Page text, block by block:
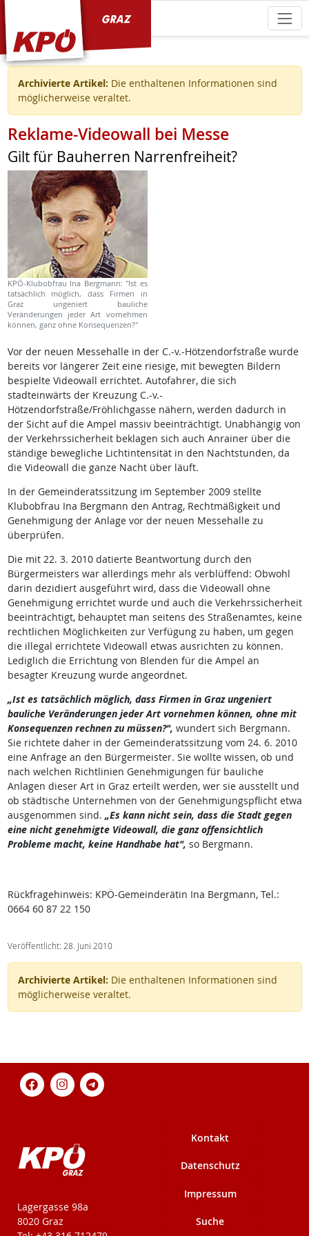
Archivierte Artikel: Die enthaltenen Informationen sind
möglicherweise veraltet.
Reklame-Videowall bei Messe
Gilt für Bauherren Narrenfreiheit?
KPÖ-Klubobfrau Ina Bergmann: "Ist es
tatsächlich möglich, dass Firmen in
Graz ungeniert bauliche
Veränderungen jeder Art vornehmen
können, ganz ohne Konsequenzen?"
Vor der neuen Messehalle in der C.-v.-Hötzendorfstraße wurde
bereits vor längerer Zeit eine riesige, mit bewegten Bildern
bespielte Videowall errichtet. Autofahrer, die sich
stadteinwärts der Kreuzung C.-v.-
Hötzendorfstraße/Fröhlichgasse nähern, werden dadurch in
der Sicht auf die Ampel massiv beeinträchtigt. Unabhängig von
der Verkehrssicherheit beklagen sich auch Anrainer über die
ständige bewegliche Lichtintensität in den Nachtstunden, da
die Videowall die ganze Nacht über läuft.
In der Gemeinderatssitzung im September 2009 stellte
Klubobfrau Ina Bergmann den Antrag, Rechtmäßigkeit und
Genehmigung der Anlage vor der neuen Messehalle zu
überprüfen.
Die mit 22. 3. 2010 datierte Beantwortung durch den
Bürgermeisters war allerdings mehr als verblüffend: Obwohl
darin dezidiert ausgeführt wird, dass die Videowall ohne
Genehmigung errichtet wurde und auch die Verkehrssicherheit
beeinträchtigt, behauptet man seitens des Straßenamtes, keine
rechtlichen Möglichkeiten zur Verfügung zu haben, um gegen
die illegal errichtete Videowall etwas ausrichten zu können.
Lediglich die Errichtung von Blenden für die Ampel an
besagter Kreuzung wurde angeordnet.
„Ist es tatsächlich möglich, dass Firmen in Graz ungeniert
bauliche Veränderungen jeder Art vornehmen können, ohne mit
Konsequenzen rechnen zu müssen?", wundert sich Bergmann.
Sie richtete daher in der Gemeinderatssitzung vom 24. 6. 2010
eine Anfrage an den Bürgermeister. Sie wollte wissen, ob und
nach welchen Richtlinien Genehmigungen für bauliche
Anlagen dieser Art in Graz erteilt werden, wer sie ausstellt und
ob städtische Unternehmen von der Genehmigungspflicht etwa
ausgenommen sind. „Es kann nicht sein, dass die Stadt gegen
eine nicht genehmigte Videowall, die ganz offensichtlich
Probleme macht, keine Handhabe hat", so Bergmann.
Rückfragehinweis: KPÖ-Gemeinderätin Ina Bergmann, Tel.:
0664 60 87 22 150
Veröffentlicht: 28. Juni 2010
Archivierte Artikel: Die enthaltenen Informationen sind
möglicherweise veraltet.
KPÖ-Steiermark
Lagergasse 98a
8020 Graz
Kontakt
Datenschutz
Impressum
Suche